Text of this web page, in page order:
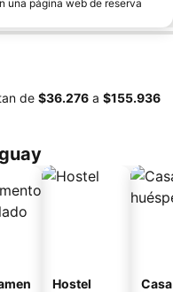
una página web de reserva
de ‎$36.276 a ‎$155.936
Hostel